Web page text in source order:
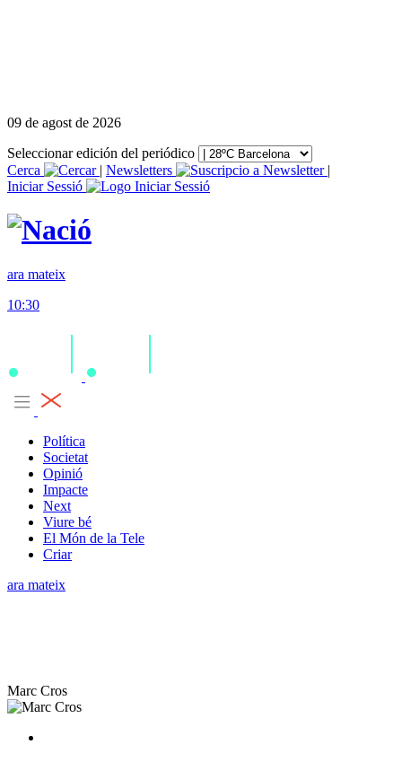
09 de agost de 2026
Seleccionar edición del periódico
Cerca
| Newsletters
|
Iniciar Sessió
ara mateix
10:30
Política
Societat
Opinió
Impacte
Next
Viure bé
El Món de la Tele
Criar
ara mateix
Marc Cros